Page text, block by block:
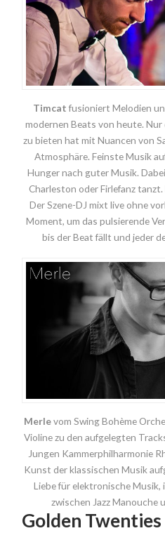
Timcatfusioniert Melodien
modernen Beats von heute.
zu bieten hat mit Nuancen von
Atmosphäre. Feinste Musik
Hunger nach guter Musik.
Charleston oder Firlefanz
Der Szene-DJ mixt live ohne
Moment, um das pulsierende
bis der Beat fällt und jeder
Merlevom Swing Bohème
Violine zu den aufgelegten
Jungen Kammerphilharmonie
Kunst der klassischen Musik
Liebe für elektronische
zwischen Jazz Manouche
Golden